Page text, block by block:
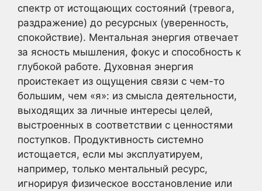
спектр от истощающих состояний (тревога,
раздражение) до ресурсных (уверенность,
спокойствие). Ментальная энергия отвечает
за ясность мышления, фокус и способность к
глубокой работе. Духовная энергия
проистекает из ощущения связи с чем-то
большим, чем «я»: из смысла деятельности,
выходящих за личные интересы целей,
выстроенных в соответствии с ценностями
поступков. Продуктивность системно
истощается, если мы эксплуатируем,
например, только ментальный ресурс,
игнорируя физическое восстановление или